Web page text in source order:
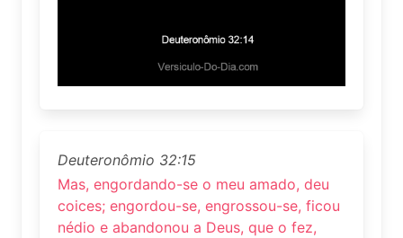
Deuteronômio 32:15
Mas, engordando-se o meu amado, deu
coices; engordou-se, engrossou-se, ficou
nédio e abandonou a Deus, que o fez,